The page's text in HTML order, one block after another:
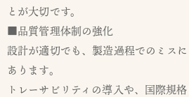
とが大切です。
■品質管理体制の強化
設計が適切でも、製造過程でのミス
あります。
トレーサビリティの導入や、国際規